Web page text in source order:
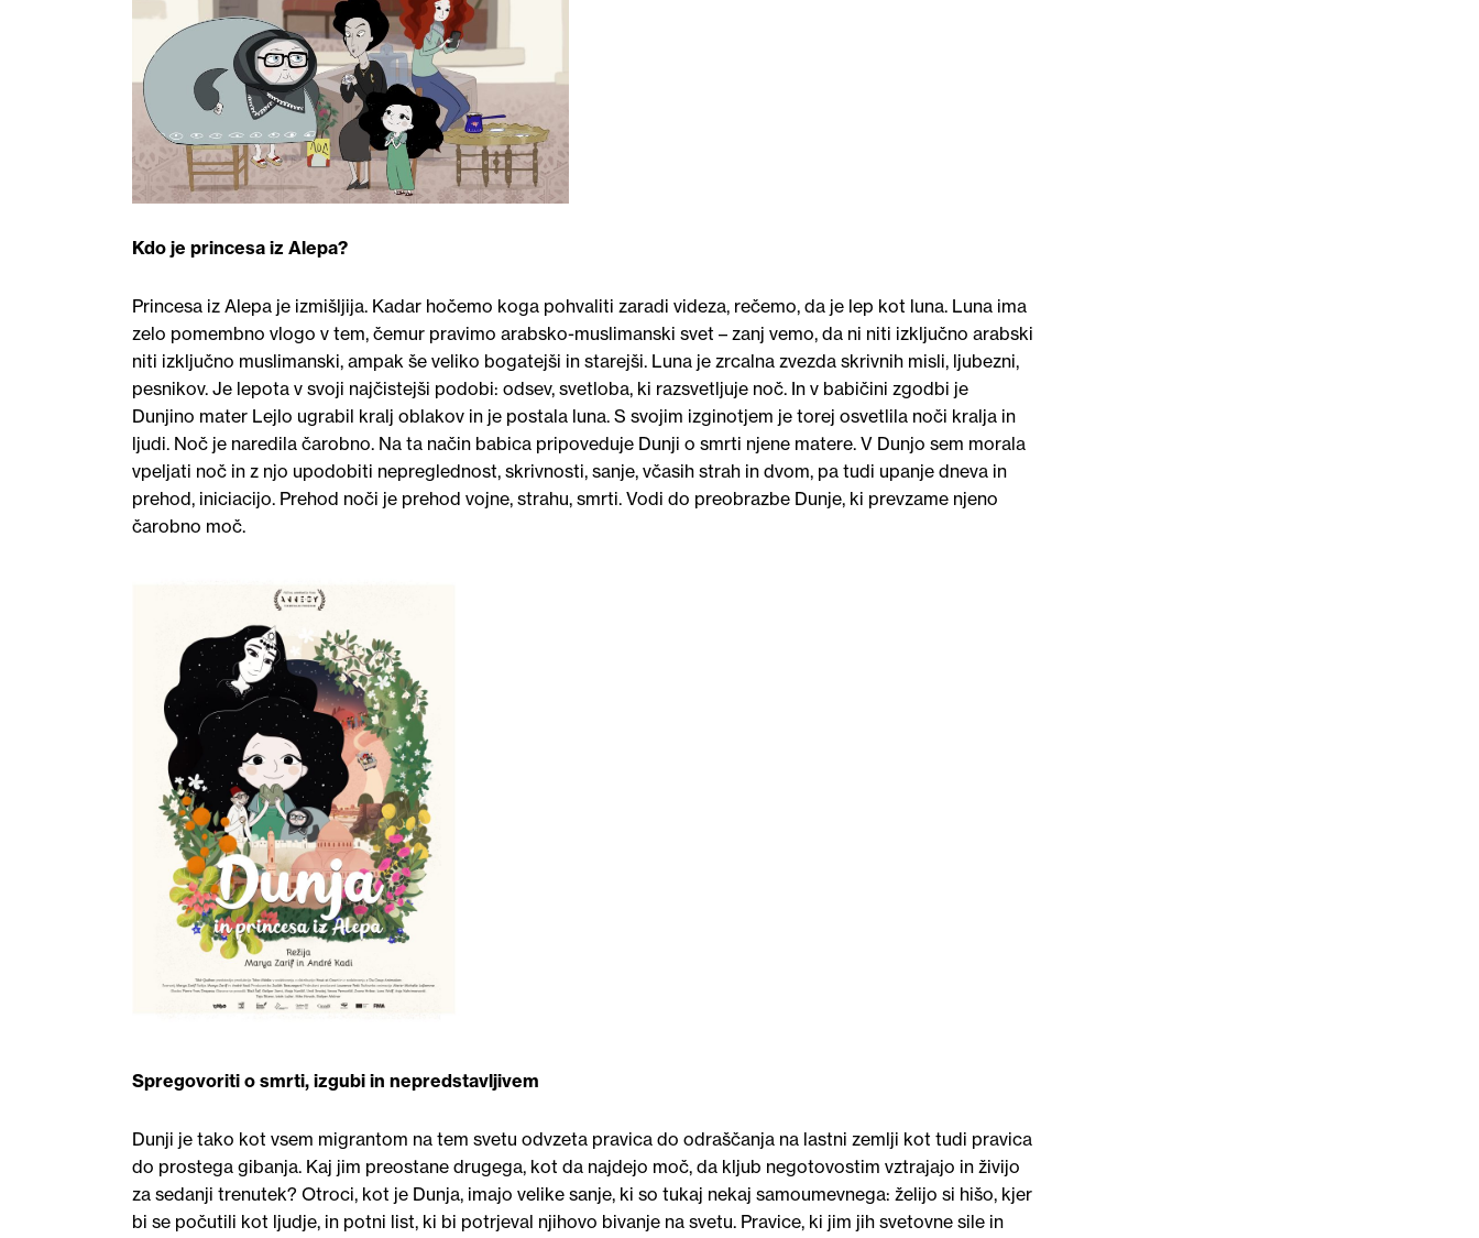
Kdo je princesa iz Alepa?
Princesa iz Alepa je izmišljija. Kadar hočemo koga pohvaliti zaradi videza, rečemo, da je lep kot luna. Luna ima
zelo pomembno vlogo v tem, čemur pravimo arabsko-muslimanski svet – zanj vemo, da ni niti izključno arabski
niti izključno muslimanski, ampak še veliko bogatejši in starejši. Luna je zrcalna zvezda skrivnih misli, ljubezni,
pesnikov. Je lepota v svoji najčistejši podobi: odsev, svetloba, ki razsvetljuje noč. In v babičini zgodbi je
Dunjino mater Lejlo ugrabil kralj oblakov in je postala luna. S svojim izginotjem je torej osvetlila noči kralja in
ljudi. Noč je naredila čarobno. Na ta način babica pripoveduje Dunji o smrti njene matere. V Dunjo sem morala
vpeljati noč in z njo upodobiti nepreglednost, skrivnosti, sanje, včasih strah in dvom, pa tudi upanje dneva in
prehod, iniciacijo. Prehod noči je prehod vojne, strahu, smrti. Vodi do preobrazbe Dunje, ki prevzame njeno
čarobno moč.
Spregovoriti o smrti, izgubi in nepredstavljivem
Dunji je tako kot vsem migrantom na tem svetu odvzeta pravica do odraščanja na lastni zemlji kot tudi pravica
do prostega gibanja. Kaj jim preostane drugega, kot da najdejo moč, da kljub negotovostim vztrajajo in živijo
za sedanji trenutek? Otroci, kot je Dunja, imajo velike sanje, ki so tukaj nekaj samoumevnega: želijo si hišo, kjer
bi se počutili kot ljudje, in potni list, ki bi potrjeval njihovo bivanje na svetu. Pravice, ki jim jih svetovne sile in